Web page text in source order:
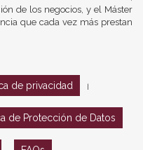
de los negocios, y el Máster
que cada vez más prestan
de privacidad
de Protección de Datos